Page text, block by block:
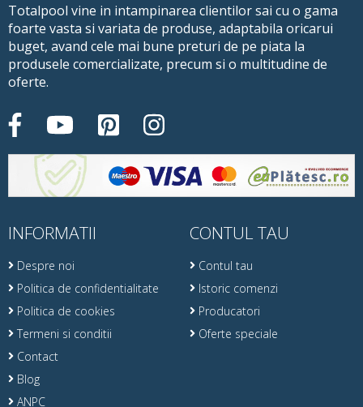
Totalpool vine in intampinarea clientilor sai cu o gama
foarte vasta si variata de produse, adaptabila oricarui
buget, avand cele mai bune preturi de pe piata la
produsele comercializate, precum si o multitudine de
oferte.
INFORMATII
Despre noi
Politica de confidentialitate
Politica de cookies
Termeni si conditii
Contact
Blog
ANPC
CONTUL TAU
Contul tau
Istoric comenzi
Producatori
Oferte speciale